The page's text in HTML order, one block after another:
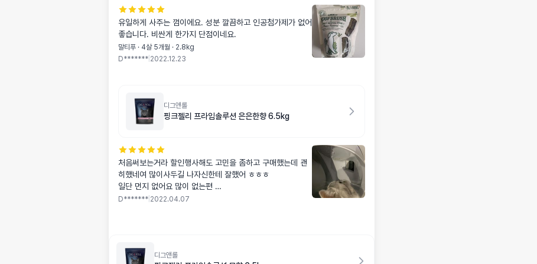
유일하게 사주는 껌이에요. 성분 깔끔하고 인공첨가제가 없어
좋습니다. 비싼게 한가지 단점이네요.
말티푸 · 4살 5개월 · 2.8kg
D******* 2022.12.23
디그앤롤
핑크젤리 프라임솔루션 은은한향 6.5kg
처음써보는거라 할인행사해도 고민을 좀하고 구매했는데 괜
히했네여 많이사두길 나자신한테 잘했어 ㅎㅎㅎ
일단 먼지 없어요 많이 없는편
뭉침 잘돼요 ~~
애들이 잘사용하고있어요
D******* 2022.04.07
디그앤롤